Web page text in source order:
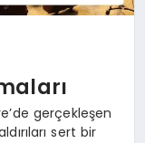
gerçekleşen
sert bir